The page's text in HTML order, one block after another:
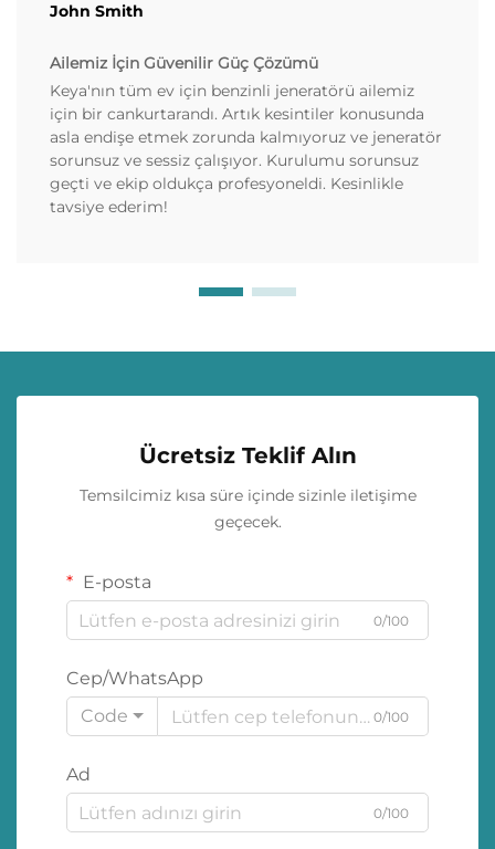
John Smith
Ailemiz İçin Güvenilir Güç Çözümü
Keya'nın tüm ev için benzinli jeneratörü ailemiz
için bir cankurtarandı. Artık kesintiler konusunda
asla endişe etmek zorunda kalmıyoruz ve jeneratör
sorunsuz ve sessiz çalışıyor. Kurulumu sorunsuz
geçti ve ekip oldukça profesyoneldi. Kesinlikle
tavsiye ederim!
Ücretsiz Teklif Alın
Temsilcimiz kısa süre içinde sizinle iletişime
geçecek.
E-posta
0/100
Cep/WhatsApp
Code
0/100
Ad
0/100